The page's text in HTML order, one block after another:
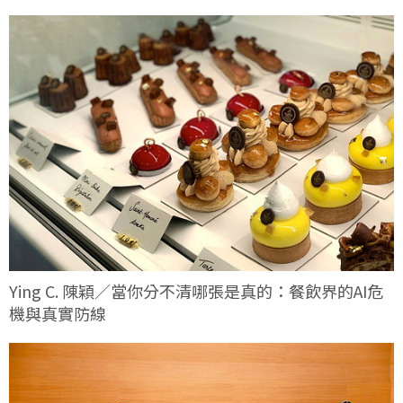
Ying C. 陳穎／當你分不清哪張是真的：餐飲界的AI危
機與真實防線